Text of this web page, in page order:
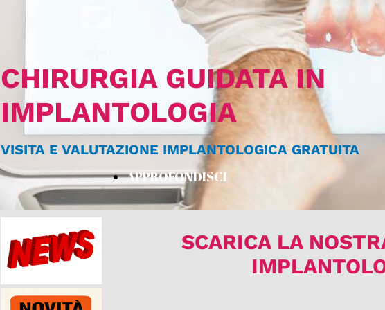
CHIRURGIA GUIDATA IN
IMPLANTOLOGIA
VISITA E VALUTAZIONE IMPLANTOLOGICA GRATUITA
APPROFONDISCI
SCARICA LA